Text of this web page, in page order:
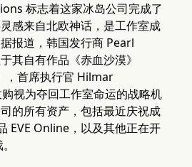
标志着这家冰岛公司完成了
感来自北欧神话，是工作室成
报道，韩国发行商 Pearl
其自有作品《赤血沙漠》
，首席执行官 Hilmar
视为夺回工作室命运的战略机
的所有资产，包括最近庆祝成
EVE Online，以及其他正在开